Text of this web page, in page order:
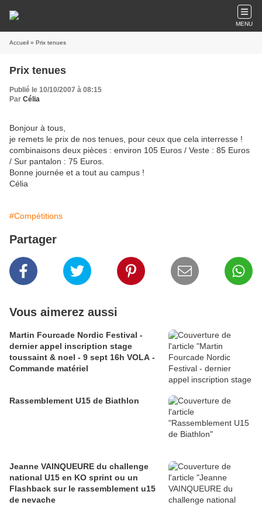
MENU
Accueil » Prix tenues
Prix tenues
Publié le 10/10/2007 à 08:15
Par Célia
Bonjour à tous,
je remets le prix de nos tenues, pour ceux que cela interresse !
combinaisons deux pièces : environ 105 Euros / Veste : 85 Euros
/ Sur pantalon : 75 Euros.
Bonne journée et a tout au campus !
Célia
#Compétitions
Partager
Vous aimerez aussi
Martin Fourcade Nordic Festival -
dernier appel inscription stage
toussaint & noel - 9 sept 16h VOLA -
Commande matériel
Rassemblement U15 de Biathlon
Jeanne VAINQUEURE du challenge
national U15 en KO sprint ou un
Flashback sur le rassemblement u15
de nevache